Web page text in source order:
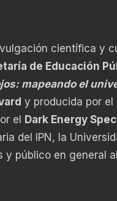
científica y
de Educación
mapeando el
y producida por el
el Dark Energy
del IPN, la
público en general